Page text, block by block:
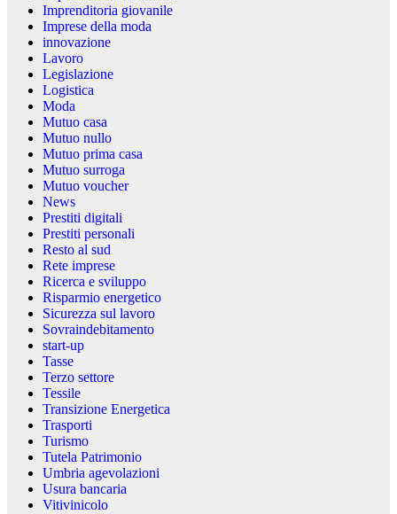
Imprenditoria giovanile
Imprese della moda
innovazione
Lavoro
Legislazione
Logistica
Moda
Mutuo casa
Mutuo nullo
Mutuo prima casa
Mutuo surroga
Mutuo voucher
News
Prestiti digitali
Prestiti personali
Resto al sud
Rete imprese
Ricerca e sviluppo
Risparmio energetico
Sicurezza sul lavoro
Sovraindebitamento
start-up
Tasse
Terzo settore
Tessile
Transizione Energetica
Trasporti
Turismo
Tutela Patrimonio
Umbria agevolazioni
Usura bancaria
Vitivinicolo